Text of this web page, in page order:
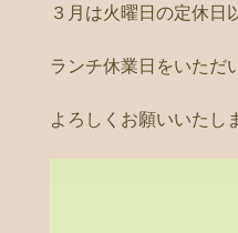
３月は火曜日の定休日
ランチ休業日をいただ
よろしくお願いいたし